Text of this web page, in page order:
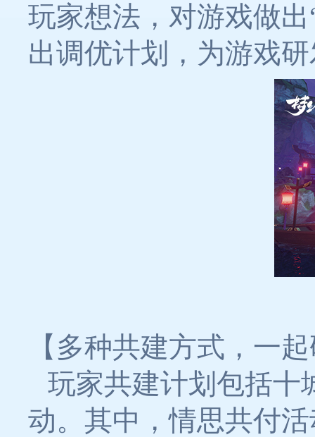
玩家想法，对游戏做
出调优计划，为游戏
【多种共建方式，一
玩家共建计划包括十
动。其中，情思共付